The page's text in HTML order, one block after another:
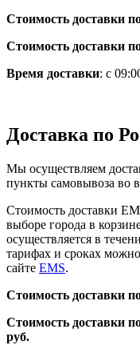
Стоимость доставки
Стоимость доставки
Время доставки: с
Доставка по
Мы осуществляем
пункты самовывоза во
Стоимость доставки
выборе города в
осуществляется в
тарифах и сроках
сайте EMS.
Стоимость доставки
Стоимость доставки
руб.